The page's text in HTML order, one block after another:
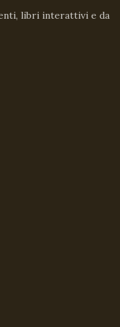
libri interattivi e da